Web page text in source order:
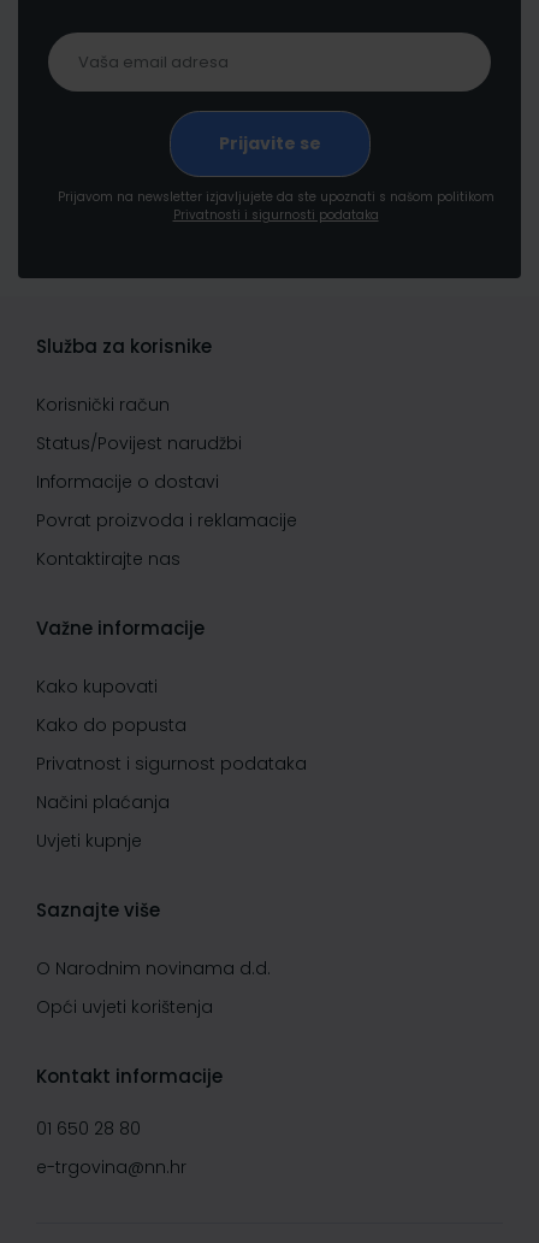
Prijavom na newsletter izjavljujete da ste upoznati s našom politikom
Privatnosti i sigurnosti podataka
Služba za korisnike
Korisnički račun
Status/Povijest narudžbi
Informacije o dostavi
Povrat proizvoda i reklamacije
Kontaktirajte nas
Važne informacije
Kako kupovati
Kako do popusta
Privatnost i sigurnost podataka
Načini plaćanja
Uvjeti kupnje
Saznajte više
O Narodnim novinama d.d.
Opći uvjeti korištenja
Kontakt informacije
01 650 28 80
e-trgovina@nn.hr